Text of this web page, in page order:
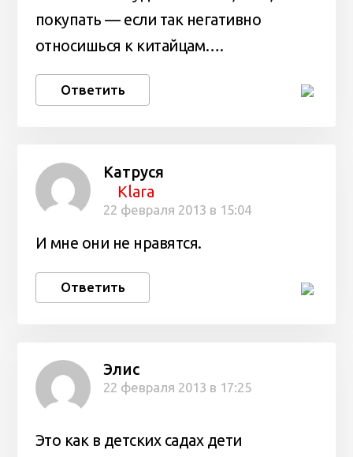
покупать — если так негативно
относишься к китайцам….
Ответить
Катруся
Klara
22 февраля 2013 в 15:04
И мне они не нравятся.
Ответить
Элис
22 февраля 2013 в 17:25
Это как в детских садах дети